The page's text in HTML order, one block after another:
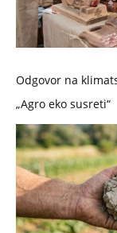
Odgovor na
„Agro eko susreti“